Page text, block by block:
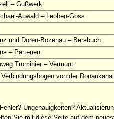
– Gußwerk
Auwald – Leoben-Göss
und Doren-Bozenau – Bersbuch
– Partenen
Trominier – Vermunt
von der
Fehler? Ungenauigkeiten?